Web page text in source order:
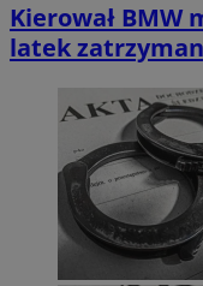
Kierował BMW
latek